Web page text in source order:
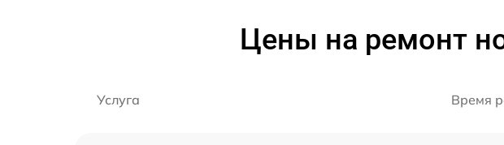
Цены на ремонт
Услуга Время